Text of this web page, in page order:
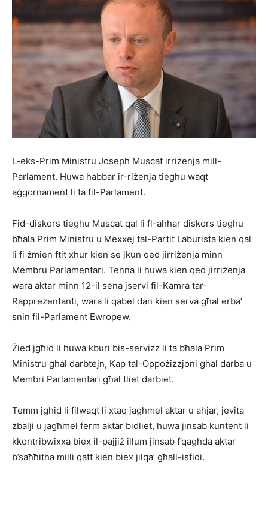
L-eks-Prim Ministru Joseph Muscat irriżenja mill-
Parlament. Huwa ħabbar ir-riżenja tiegħu waqt
aġġornament li ta fil-Parlament.
Fid-diskors tiegħu Muscat qal li fl-aħħar diskors tiegħu
bħala Prim Ministru u Mexxej tal-Partit Laburista kien qal
li fi żmien ftit xhur kien se jkun qed jirriżenja minn
Membru Parlamentari. Tenna li huwa kien qed jirriżenja
wara aktar minn 12-il sena jservi fil-Kamra tar-
Rappreżentanti, wara li qabel dan kien serva għal erba’
snin fil-Parlament Ewropew.
Żied jgħid li huwa kburi bis-servizz li ta bħala Prim
Ministru għal darbtejn, Kap tal-Oppożizzjoni għal darba u
Membri Parlamentari għal tliet darbiet.
Temm jgħid li filwaqt li xtaq jagħmel aktar u aħjar, jevita
żbalji u jagħmel ferm aktar bidliet, huwa jinsab kuntent li
kkontribwixxa biex il-pajjiż illum jinsab f’qagħda aktar
b’saħħitha milli qatt kien biex jilqa’ għall-isfidi.